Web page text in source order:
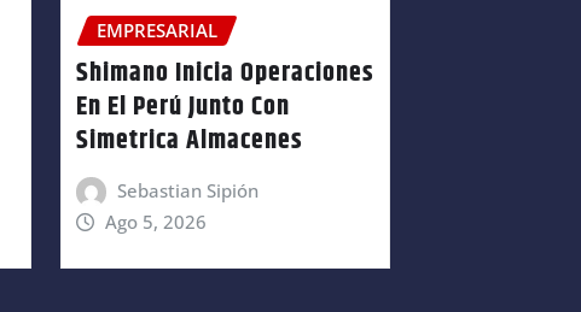
EMPRESARIAL
Shimano Inicia Operaciones
En El Perú Junto Con
Simetrica Almacenes
Sebastian Sipión
Ago 5, 2026